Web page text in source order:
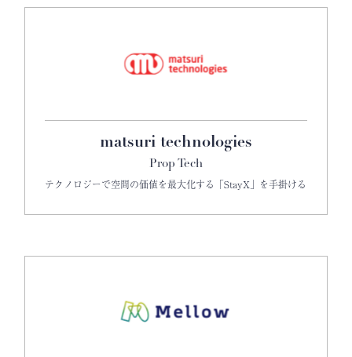
matsuri technologies
Prop Tech
テクノロジーで空間の価値を最大化する「StayX」を手掛ける